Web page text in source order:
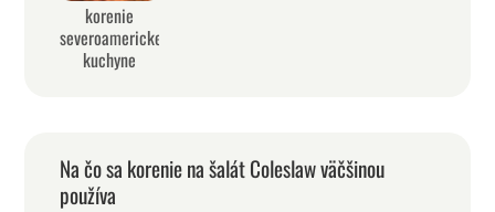
korenie
severoamerickej
kuchyne
Na čo sa korenie na šalát Coleslaw väčšinou
používa